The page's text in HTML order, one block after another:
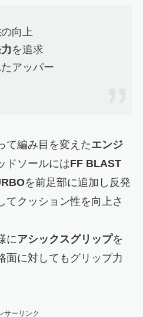
の向上
を追求
アッパー
て編み目を変えたエンジ
ドソールにはFF BLAST
を前足部に追加し反発
てクッション性を向上さ
にアシックスグリップを
面に対してもグリップ力
サーリンク